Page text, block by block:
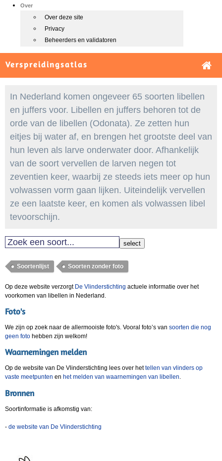
Over
Over deze site
Privacy
Beheerders en validatoren
Verspreidingsatlas
In Nederland komen ongeveer 65 soorten libellen
en juffers voor. Libellen en juffers behoren tot de
orde van de libellen (Odonata). Ze zetten hun
eitjes bij water af, en brengen het grootste deel van
hun leven als larve onderwater door. Afhankelijk
van de soort vervellen de larven negen tot
zeventien keer, waarbij ze steeds iets meer op hun
volwassen vorm gaan lijken. Uiteindelijk vervellen
ze een laatste keer, en komen als volwassen libel
tevoorschijn.
select
Soortenlijst Soorten zonder foto
Op deze website verzorgt De Vlinderstichting actuele informatie over het
voorkomen van libellen in Nederland.
Foto's
We zijn op zoek naar de allermooiste foto's. Vooral foto’s van soorten die nog
geen foto hebben zijn welkom!
Waarnemingen melden
Op de website van De Vlinderstichting lees over hettellen van vlinders op
vaste meetpunten en het melden van waarnemingen van libellen.
Bronnen
Soortinformatie is afkomstig van:
- de website van De Vlinderstichting